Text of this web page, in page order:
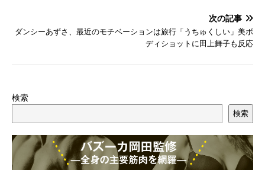
次の記事
ダンシーあずさ、最近のモチベーションは旅行「うちゅくしい」美ボ
ディショットに田上舞子も反応
検索
検索